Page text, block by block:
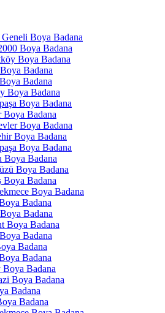
Boya Badana
Boya Badana
Boya Badana
Badana
Badana
Boya Badana
Boya Badana
Boya Badana
Boya Badana
Boya Badana
Boya Badana
Boya Badana
Boya Badana
Boya Badana
Boya Badana
Badana
Badana
Boya Badana
Badana
Badana
Badana
Boya Badana
Boya Badana
Badana
Badana